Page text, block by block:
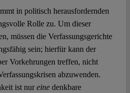
in politisch herausfordernden
Rolle zu. Um dieser
müssen die Verfassungsgerichte
sein; hierfür kann der
Vorkehrungen treffen, nicht
abzuwenden.
ist nureine denkbare